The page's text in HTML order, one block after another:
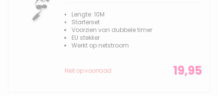
Lengte: 10M
Starterset
Voorzien van dubbele timer
EU stekker
Werkt op netstroom
Niet op voorraad 19,95